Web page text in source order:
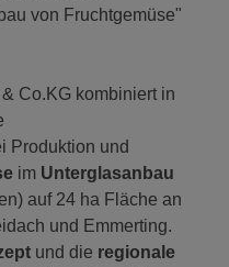
von Fruchtgemüse"
Co.KG kombiniert in
Produktion und
im Unterglasanbau
auf 24 ha Fläche an
und Emmerting.
und die regionale